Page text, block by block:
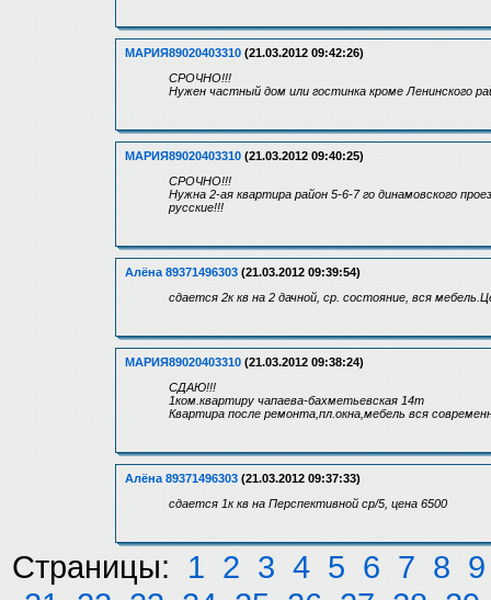
МАРИЯ89020403310 (21.03.2012 09:42:26)
СРОЧНО!!!
Нужен частный дом или гостинка кроме Ленинского
МАРИЯ89020403310 (21.03.2012 09:40:25)
СРОЧНО!!!
Нужна 2-ая квартира район 5-6-7 го динамовского
русские!!!
Алёна 89371496303 (21.03.2012 09:39:54)
сдается 2к кв на 2 дачной, ср. состояние, вся
МАРИЯ89020403310 (21.03.2012 09:38:24)
СДАЮ!!!
1ком.квартиру чапаева-бахметьевская 14т
Квартира после ремонта,пл.окна,мебель вся
Алёна 89371496303 (21.03.2012 09:37:33)
сдается 1к кв на Перспективной ср/5, цена 6500
Страницы: 1 2 3 4 5 6 7 8 9